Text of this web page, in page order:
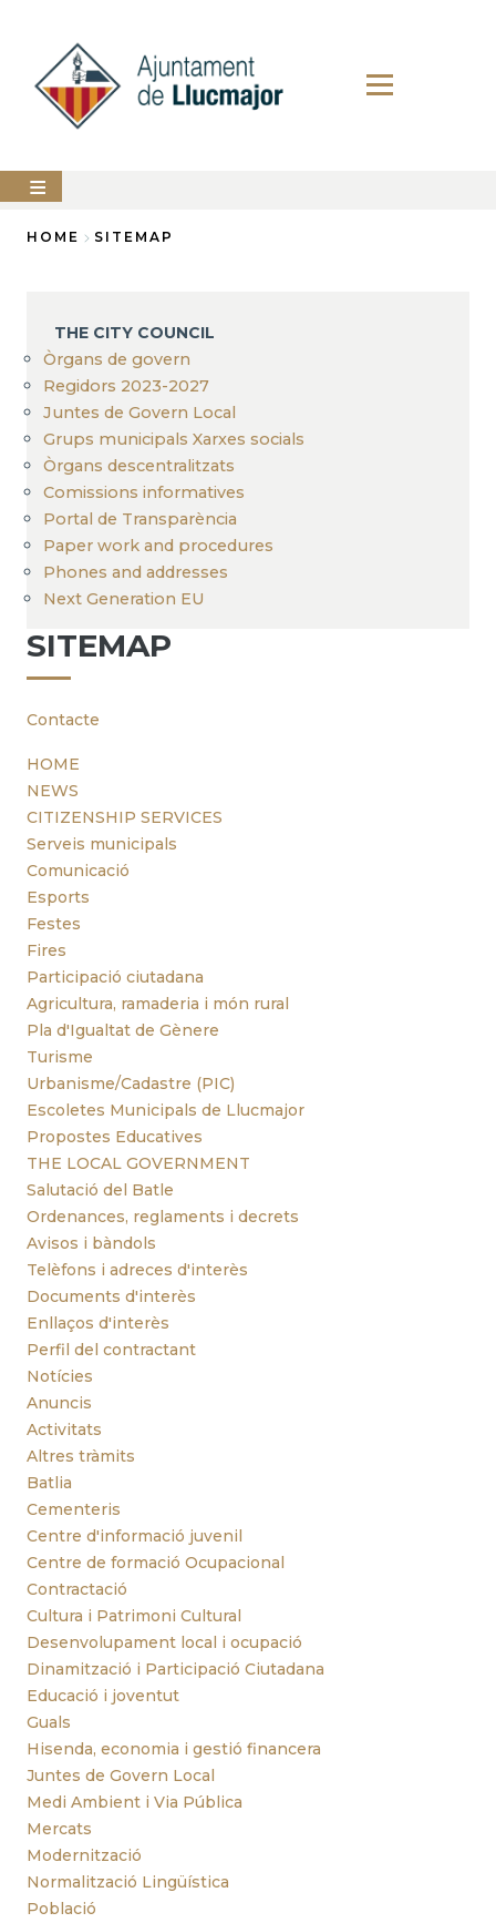
content
The
city
Services
PERFIL
DEL
CONTRACTANT
ANUNCIS
HOME SITEMAP
THE CITY COUNCIL
Òrgans de govern
Regidors 2023-2027
Juntes de Govern Local
Grups municipals Xarxes socials
Òrgans descentralitzats
Comissions informatives
Portal de Transparència
Paper work and procedures
Phones and addresses
Next Generation EU
SITEMAP
Contacte
HOME
NEWS
CITIZENSHIP SERVICES
Serveis municipals
Comunicació
Esports
Festes
Fires
Participació ciutadana
Agricultura, ramaderia i món rural
Pla d'Igualtat de Gènere
Turisme
Urbanisme/Cadastre (PIC)
Escoletes Municipals de Llucmajor
Propostes Educatives
THE LOCAL GOVERNMENT
Salutació del Batle
Ordenances, reglaments i decrets
Avisos i bàndols
Telèfons i adreces d'interès
Documents d'interès
Enllaços d'interès
Perfil del contractant
Notícies
Anuncis
Activitats
Altres tràmits
Batlia
Cementeris
Centre d'informació juvenil
Centre de formació Ocupacional
Contractació
Cultura i Patrimoni Cultural
Desenvolupament local i ocupació
Dinamització i Participació Ciutadana
Educació i joventut
Guals
Hisenda, economia i gestió financera
Juntes de Govern Local
Medi Ambient i Via Pública
Mercats
Modernització
Normalització Lingüística
Població